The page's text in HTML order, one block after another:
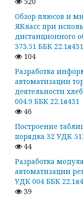
Обзор плюсов и
ЯКласс при
дистанционного
373.51 ББК 22.1я431
104
Разработка
автоматизации
деятельности
004.9 ББК 22.1я431
46
Построение
порядка 32 УДК
44
Разработка
автоматизации
УДК 004 ББК
39